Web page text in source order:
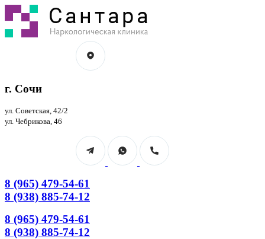
к
содержанию
г. Сочи
ул. Советская, 42/2
ул. Чебрикова, 46
8 (965) 479-54-61
8 (938) 885-74-12
8 (965) 479-54-61
8 (938) 885-74-12